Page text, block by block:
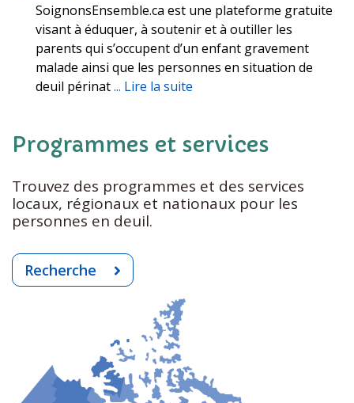
SoignonsEnsemble.ca est une plateforme gratuite
visant à éduquer, à soutenir et à outiller les
parents qui s’occupent d’un enfant gravement
malade ainsi que les personnes en situation de
deuil périnat... Lire la suite
Programmes et services
Trouvez des programmes et des services
locaux, régionaux et nationaux pour les
personnes en deuil.
Recherche